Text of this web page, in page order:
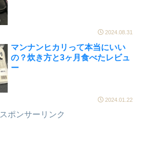
2024.08.31
マンナンヒカリって本当にいい
の？炊き方と3ヶ月食べたレビュ
ー
2024.01.22
スポンサーリンク